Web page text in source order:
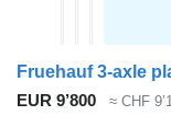
Fruehauf 3-axle
EUR 9’800
≈ CHF